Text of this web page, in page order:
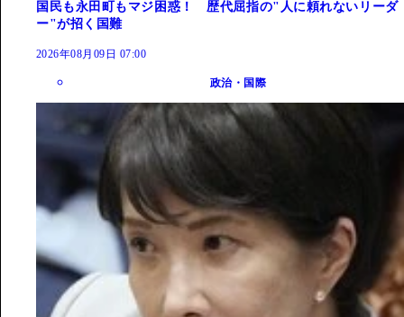
国民も永田町もマジ困惑！ 歴代屈指の"人に頼れないリーダ
ー"が招く国難
2026年08月09日 07:00
政治・国際